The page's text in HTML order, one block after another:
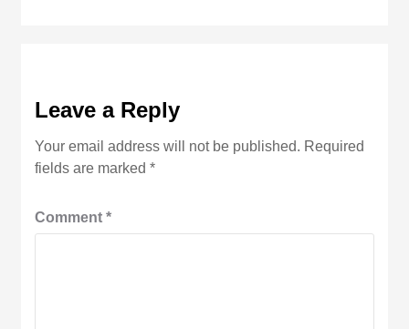
Leave a Reply
Your email address will not be published. Required
fields are marked*
Comment*